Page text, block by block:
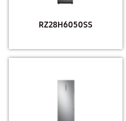
RZ28H6050SS